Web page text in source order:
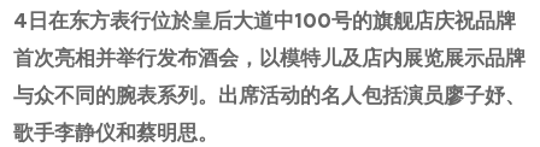
中国内地
香港特别行政区
腕表维修
4日在东方表行位於皇后大道中100号的旗舰店庆祝品牌
首次亮相并举行发布酒会，以模特儿及店内展览展示品牌
与众不同的腕表系列。出席活动的名人包括演员廖子妤、
歌手李静仪和蔡明思。